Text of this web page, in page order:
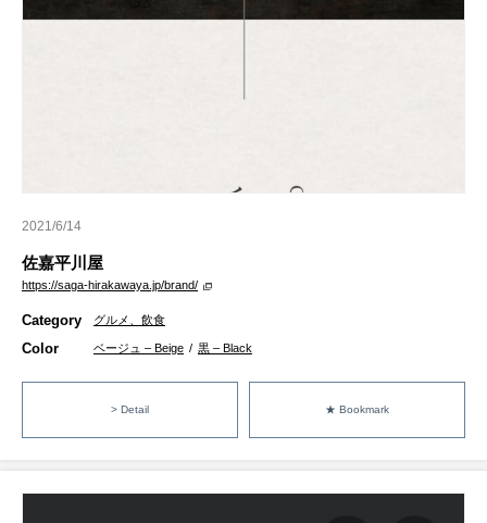
2021/6/14
佐嘉平川屋
https://saga-hirakawaya.jp/brand/
Category グルメ、飲食
Color ベージュ – Beige / 黒 – Black
> Detail ★ Bookmark